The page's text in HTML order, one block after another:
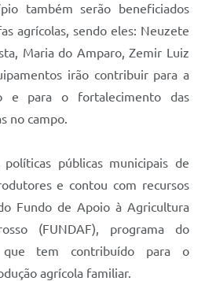
também serão beneficiados
agrícolas, sendo eles: Neuzete
Maria do Amparo, Zemir Luiz
irão contribuir para a
e para o fortalecimento das
no campo.
públicas municipais de
e contou com recursos
Fundo de Apoio à Agricultura
(FUNDAF), programa do
que tem contribuído para o
agrícola familiar.